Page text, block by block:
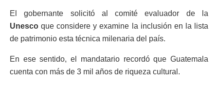
El gobernante solicitó al comité evaluador de la
Unesco que considere y examine la inclusión en la lista
de patrimonio esta técnica milenaria del país.
En ese sentido, el mandatario recordó que Guatemala
cuenta con más de 3 mil años de riqueza cultural.